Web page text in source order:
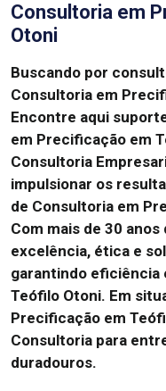
Consultoria em
Otoni
Buscando por
Consultoria em
Encontre aqui
em Precificação em
Consultoria
impulsionar os
de Consultoria em
Com mais de 30
excelência, ética e
garantindo
Teófilo Otoni. Em
Precificação em
Consultoria para
duradouros.